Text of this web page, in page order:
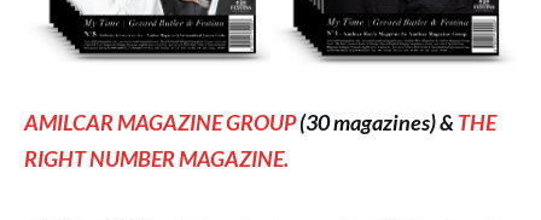
AMILCAR MAGAZINE GROUP(30 magazines) & THE
RIGHT NUMBER MAGAZINE.